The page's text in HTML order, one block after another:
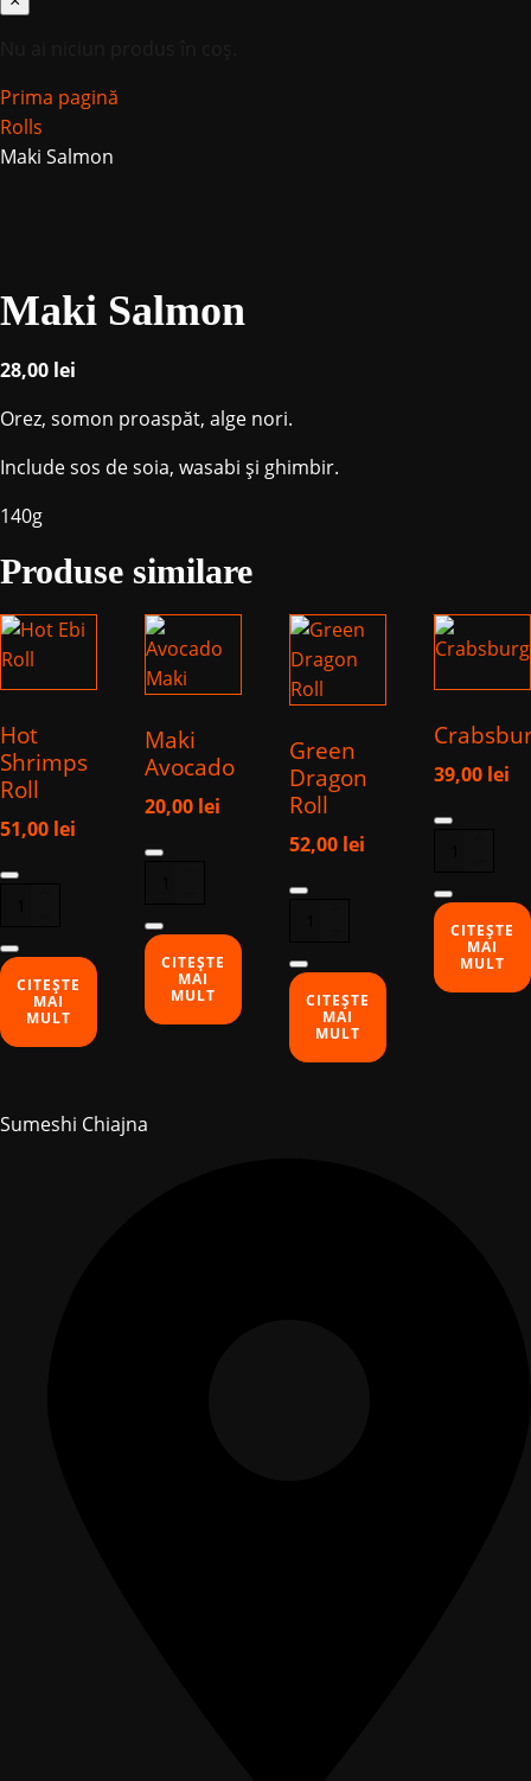
Prima pagină
Rolls
Maki Salmon
Maki Salmon
28,00 lei
Orez, somon proaspăt, alge nori.
Include sos de soia, wasabi și ghimbir.
140g
Produse similare
Hot
Shrimps
Roll
51,00 lei
Cantitate
Roll
CITEȘTE
MAI
MULT
Maki
Avocado
20,00 lei
Cantitate
CITEȘTE
MAI
MULT
Green
Dragon
Roll
52,00 lei
Cantitate
Roll
CITEȘTE
MAI
MULT
39,00 lei
Cantitate
CITEȘTE
MAI
MULT
Sumeshi Chiajna